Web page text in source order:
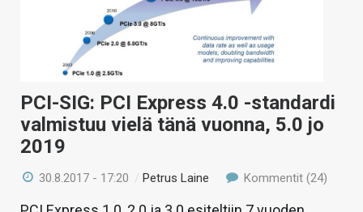
PCI-SIG: PCI Express 4.0 -standardi
valmistuu vielä tänä vuonna, 5.0 jo
2019
30.8.2017 - 17:20 / Petrus Laine Kommentit (24)